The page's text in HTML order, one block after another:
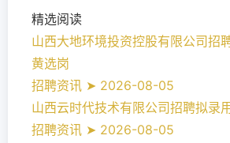
精选阅读
山西大地环境投资控股有限公司招
黄选岗
招聘资讯 ➤ 2026-08-05
山西云时代技术有限公司招聘拟录
招聘资讯 ➤ 2026-08-05